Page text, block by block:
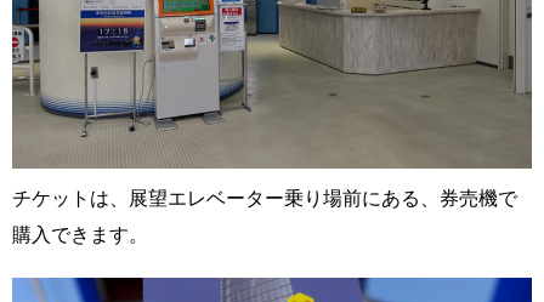
チケットは、展望エレベーター乗り場前にある、券売機で
購入できます。